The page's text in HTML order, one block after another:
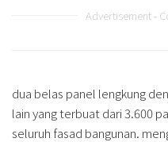
Advertisement -
dua belas panel lengkung
lain yang terbuat dari 3.600
seluruh fasad bangunan.